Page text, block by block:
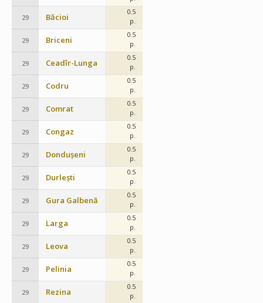
29 Băcioi
0.5
p.
29 Briceni
0.5
p.
29 Ceadîr-Lunga
0.5
p.
29 Codru
0.5
p.
29 Comrat
0.5
p.
29 Congaz
0.5
p.
29 Dondușeni
0.5
p.
29 Durlești
0.5
p.
29 Gura Galbenă
0.5
p.
29 Larga
0.5
p.
29 Leova
0.5
p.
29 Pelinia
0.5
p.
29 Rezina
0.5
p.